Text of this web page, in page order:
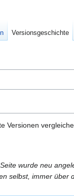
Versionen
wurde neu
selbst, immer über
Versionsgeschichte